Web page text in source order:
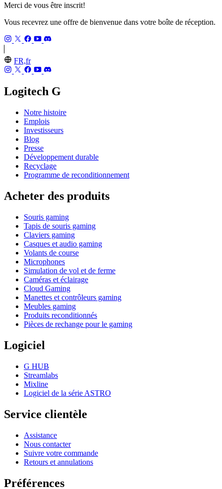
Merci de vous être inscrit!
Vous recevrez une offre de bienvenue dans votre boîte de réception.
FR,fr
Logitech G
Notre histoire
Emplois
Investisseurs
Blog
Presse
Développement durable
Recyclage
Programme de reconditionnement
Acheter des produits
Souris gaming
Tapis de souris gaming
Claviers gaming
Casques et audio gaming
Volants de course
Microphones
Simulation de vol et de ferme
Caméras et éclairage
Cloud Gaming
Manettes et contrôleurs gaming
Meubles gaming
Produits reconditionnés
Pièces de rechange pour le gaming
Logiciel
G HUB
Streamlabs
Mixline
Logiciel de la série ASTRO
Service clientèle
Assistance
Nous contacter
Suivre votre commande
Retours et annulations
Préférences